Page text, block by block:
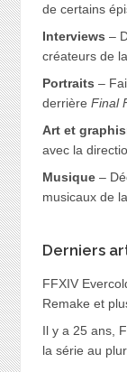
de certains
Interviews –
créateurs de
Portraits –
derrière Final
Art et
avec la
Musique–
musicaux de
Derniers
FFXIV
Remake et
Il y a 25 ans,
la série au